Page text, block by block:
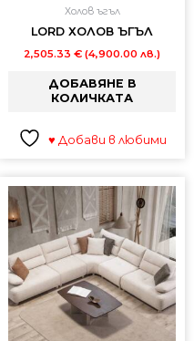
Холов ъгъл
LORD ХОЛОВ ЪГЪЛ
2,505.33 € (4,900.00 лв.)
ДОБАВЯНЕ В
КОЛИЧКАТА
♥ Добави в любими